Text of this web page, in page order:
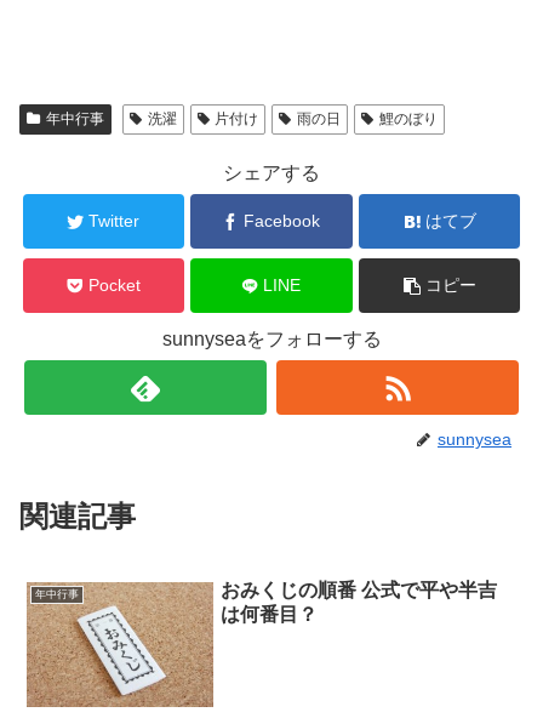
年中行事 洗濯 片付け 雨の日 鯉のぼり
シェアする
Twitter Facebook はてブ
Pocket LINE コピー
sunnyseaをフォローする
sunnysea
関連記事
年中行事
おみくじの順番 公式で平や半吉
は何番目？